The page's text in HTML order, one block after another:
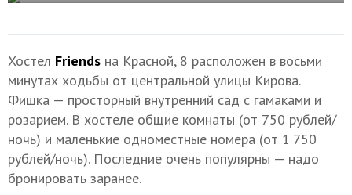
Хостел Friends на Красной, 8 расположен в восьми
минутах ходьбы от центральной улицы Кирова.
Фишка — просторный внутренний сад с гамаками и
розарием. В хостеле общие комнаты (от 750 рублей/
ночь) и маленькие одноместные номера (от 1 750
рублей/ночь). Последние очень популярны — надо
бронировать заранее.